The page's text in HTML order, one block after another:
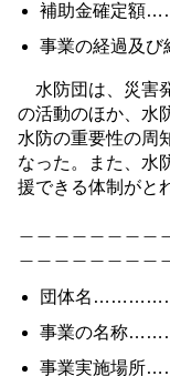
補助金確定額
事業の経過及
水防団は、災害
の活動のほか、水
水防の重要性の周
なった。また、水
援できる体制がと
団体名
事業の名称
事業実施場所